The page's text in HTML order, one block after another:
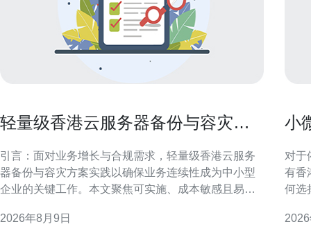
轻量级香港云服务器备份与容灾方
引言：面对业务增长与合规需求，轻量级香港云服务
器备份与容灾方案实践以确保业务连续性成为中小型
企业的关键工作。本文聚焦可实施、成本敏感且易运
恢复。 目标与原则：明确RPO与RTO 制定备份与容
2026年8月9日
小
对于
有香
何选
运维